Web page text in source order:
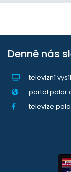
Denně nás
televizní
portál